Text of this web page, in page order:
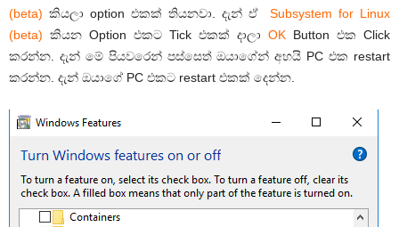
(beta) කියලා option එකක් තියනවා. දැන් ඒ Subsystem for Linux
(beta) කියන Option එකට Tick එකක් දාලා OK Button එක Click
කරන්න. දැන් මේ පියවරෙන් පස්සෙත් ඔයාගේන් අහයි PC එක restart
කරන්න. දැන් ඔයාගේ PC එකට restart එකක් දෙන්න.